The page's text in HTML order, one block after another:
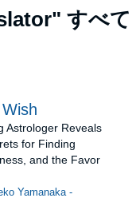
すべ
Astrologer Reveals
for Finding
and the Favor
Yamanaka -